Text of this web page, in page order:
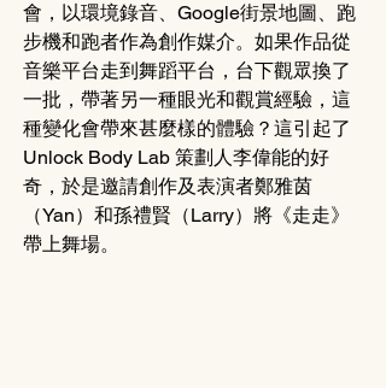
會，以環境錄音、Google街景地圖、跑
步機和跑者作為創作媒介。如果作品從
音樂平台走到舞蹈平台，台下觀眾換了
一批，帶著另一種眼光和觀賞經驗，這
種變化會帶來甚麼樣的體驗？這引起了
Unlock Body Lab 策劃人李偉能的好
奇，於是邀請創作及表演者鄭雅茵
（Yan）和孫禮賢（Larry）將《走走》
帶上舞場。